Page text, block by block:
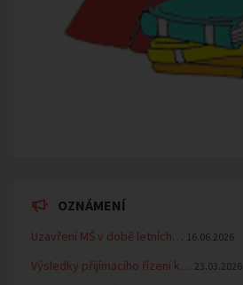
OZNÁMENÍ
Uzavření MŠ v době letních… 16.06.2026
Výsledky přijímacího řízení k… 23.03.2026